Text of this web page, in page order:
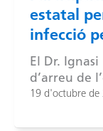
estatal
infecció
El Dr.
d’arreu de
19 d'octubre de